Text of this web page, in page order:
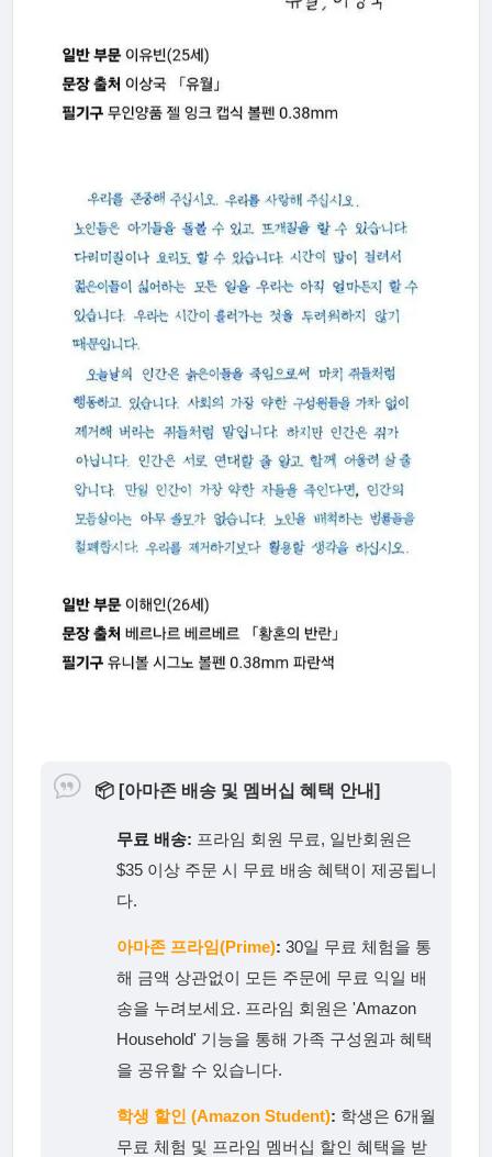
📦 [아마존 배송 및 멤버십 혜택 안내]
무료 배송: 프라임 회원 무료, 일반회원은
$35 이상 주문 시 무료 배송 혜택이 제공됩니
다.
아마존 프라임(Prime): 30일 무료 체험을 통
해 금액 상관없이 모든 주문에 무료 익일 배
송을 누려보세요. 프라임 회원은 'Amazon
Household' 기능을 통해 가족 구성원과 혜택
을 공유할 수 있습니다.
학생 할인 (Amazon Student): 학생은 6개월
무료 체험 및 프라임 멤버십 할인 혜택을 받